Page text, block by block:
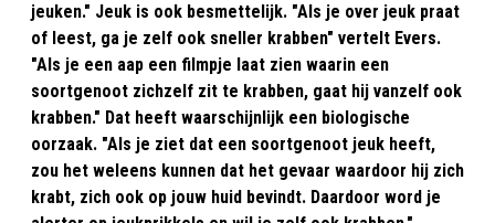
jeuken." Jeuk is ook besmettelijk. "Als je over jeuk praat
of leest, ga je zelf ook sneller krabben" vertelt Evers.
"Als je een aap een filmpje laat zien waarin een
soortgenoot zichzelf zit te krabben, gaat hij vanzelf ook
krabben." Dat heeft waarschijnlijk een biologische
oorzaak. "Als je ziet dat een soortgenoot jeuk heeft,
zou het weleens kunnen dat het gevaar waardoor hij zich
krabt, zich ook op jouw huid bevindt. Daardoor word je